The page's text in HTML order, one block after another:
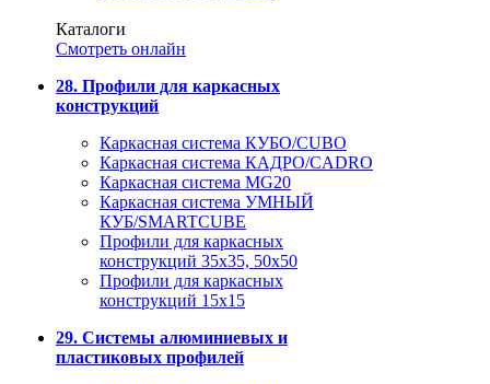
Каталоги
Смотреть онлайн
28. Профили для каркасных
конструкций
Каркасная система КУБО/CUBO
Каркасная система КАДРО/CADRO
Каркасная система MG20
Каркасная система УМНЫЙ
КУБ/SMARTCUBE
Профили для каркасных
конструкций 35x35, 50x50
Профили для каркасных
конструкций 15х15
29. Системы алюминиевых и
пластиковых профилей